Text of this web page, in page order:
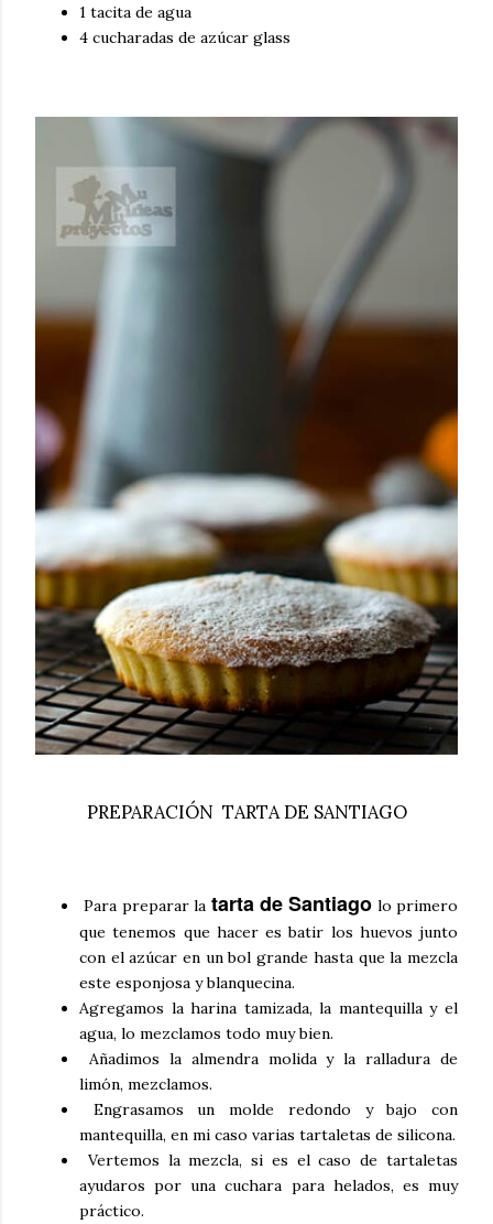
1 tacita de agua
4 cucharadas de azúcar glass
PREPARACIÓN TARTA DE SANTIAGO
Para preparar la tarta de Santiago lo primero
que tenemos que hacer es batir los huevos junto
con el azúcar en un bol grande hasta que la mezcla
este esponjosa y blanquecina.
Agregamos la harina tamizada, la mantequilla y el
agua, lo mezclamos todo muy bien.
Añadimos la almendra molida y la ralladura de
limón, mezclamos.
Engrasamos un molde redondo y bajo con
mantequilla, en mi caso varias tartaletas de silicona.
Vertemos la mezcla, si es el caso de tartaletas
ayudaros por una cuchara para helados, es muy
práctico.